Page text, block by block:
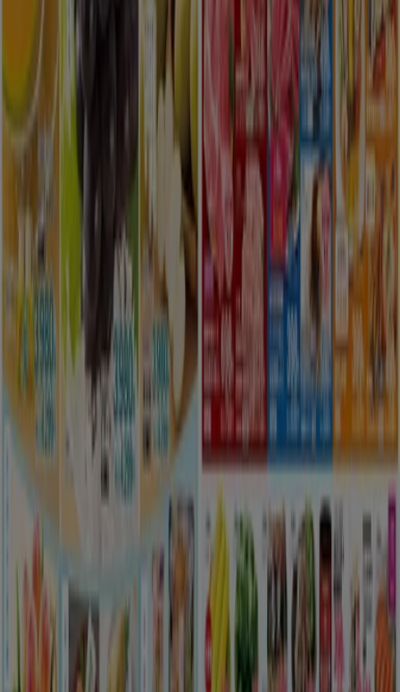
今すぐ私たちの取引で節約
8/10 日まで有効
新規
すべてのお客様のための素晴らしいオファー
さいたま市
新規
ゆめタウン
掘り出し物ハンターのための素晴らしいオフ
ァー
8/16 日まで有効
すべてのお客様のためのトップディール
8/10 日まで有効
さいたま市
新規